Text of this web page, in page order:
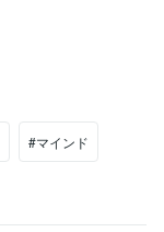
#マインド